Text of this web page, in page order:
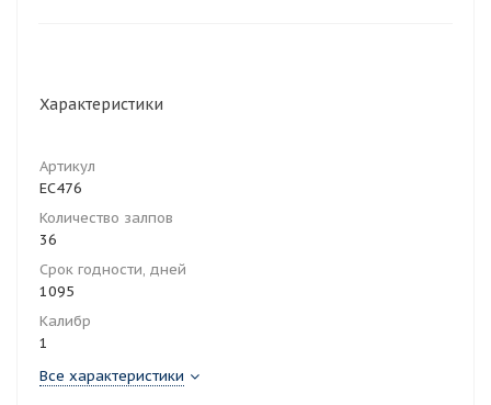
Характеристики
Артикул
ЕС476
Количество залпов
36
Срок годности, дней
1095
Калибр
1
Все характеристики